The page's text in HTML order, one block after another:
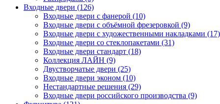
Входные двери (126)
Входные двери с фанерой (10)
Входные двери с объёмной фрезеровкой (9)
Входные двери с художественными накладками (17)
Входные двери со стеклопакетами (31)
Входные двери стандарт (18)
Коллекция ЛАЙН (9)
Двустворчатые двери (25)
Входные двери эконом (10)
Нестандартные решения (29)
Входные двери российского производства (9)